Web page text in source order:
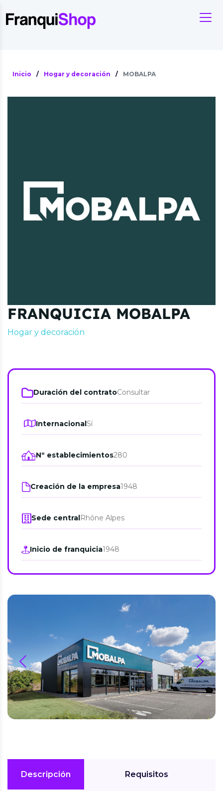
Inicio / Hogar y decoración / MOBALPA
FRANQUICIA MOBALPA
Hogar y decoración
Duración del contratoConsultar
InternacionalSí
Nº establecimientos280
Creación de la empresa1948
Sede centralRhône Alpes
Inicio de franquicia1948
prev next
Descripción Requisitos